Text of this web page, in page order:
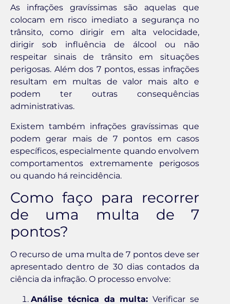
As infrações gravíssimas são aquelas que
colocam em risco imediato a segurança no
trânsito, como dirigir em alta velocidade,
dirigir sob influência de álcool ou não
respeitar sinais de trânsito em situações
perigosas. Além dos 7 pontos, essas infrações
resultam em multas de valor mais alto e
podem ter outras consequências
administrativas.
Existem também infrações gravíssimas que
podem gerar mais de 7 pontos em casos
específicos, especialmente quando envolvem
comportamentos extremamente perigosos
ou quando há reincidência.
Como faço para recorrer
de uma multa de 7
pontos?
O recurso de uma multa de 7 pontos deve ser
apresentado dentro de 30 dias contados da
ciência da infração. O processo envolve:
Análise técnica da multa: Verificar se